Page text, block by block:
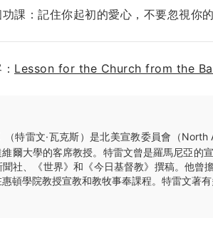
課：記住你起初的愛心，不要忽視你的
Lesson for the Church from the
（特雷文·瓦克斯）是北美宣教委員會（
爾大學的客席教授。特雷文曾是羅馬尼亞的
社、《世界》和《今日基督教》撰稿。他曾
頓學院教授宣教和教牧事奉課程。特雷文著有